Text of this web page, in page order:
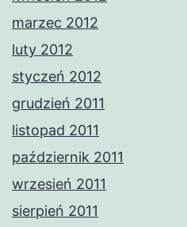
marzec 2012
luty 2012
styczeń 2012
grudzień 2011
listopad 2011
październik 2011
wrzesień 2011
sierpień 2011